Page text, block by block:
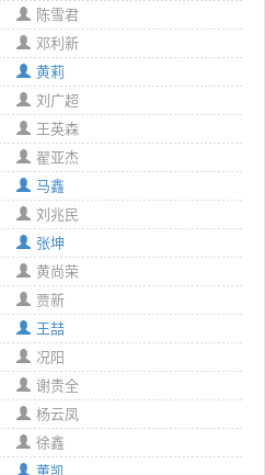
陈雪君
邓利新
黄莉
刘广超
王英森
翟亚杰
马鑫
刘兆民
张坤
黄尚荣
贾新
王喆
况阳
谢贵全
杨云凤
徐鑫
董凯